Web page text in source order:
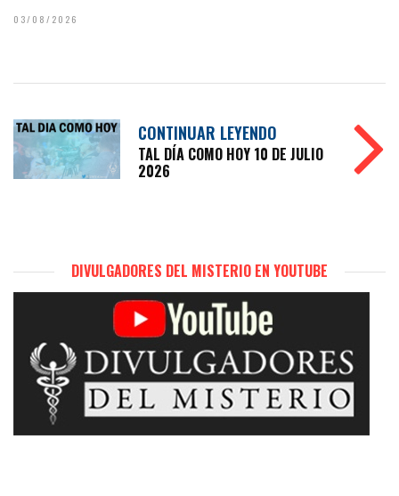
03/08/2026
CONTINUAR LEYENDO
TAL DÍA COMO HOY 10 DE JULIO
2026
DIVULGADORES DEL MISTERIO EN YOUTUBE